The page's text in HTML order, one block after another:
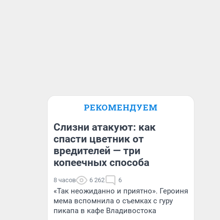
РЕКОМЕНДУЕМ
Слизни атакуют: как
спасти цветник от
вредителей — три
копеечных способа
8 часов 6 262 6
«Так неожиданно и приятно». Героиня
мема вспомнила о съемках с гуру
пикапа в кафе Владивостока